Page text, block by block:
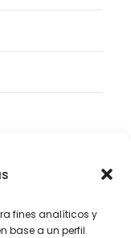
fines analíticos y
base a un perfil